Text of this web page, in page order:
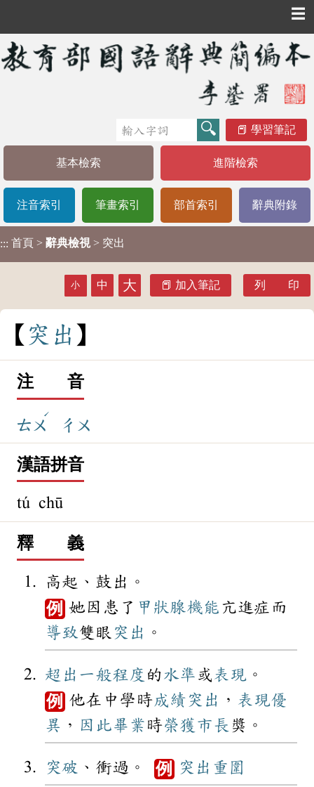
☰
學習筆記
基本檢索 進階檢索
注音索引 筆畫索引 部首索引 辭典附錄
::: 首頁 > 辭典檢視 > 突出
小 中 大 加入筆記 列 印
突 出
注 音
ㄊㄨ
ˊ
ㄔㄨ
漢語拼音
tú chū
釋 義
高起、鼓出。
例 她因患了 甲狀腺機能 亢進症而
導致雙眼 突出 。
超出 一般程度 的 水準 或表現 。
例 他在中學時成績 突出 ， 表現優
異 ， 因此畢業 時榮獲 市長 獎。
突破 、衝過。 例 突出 重圍